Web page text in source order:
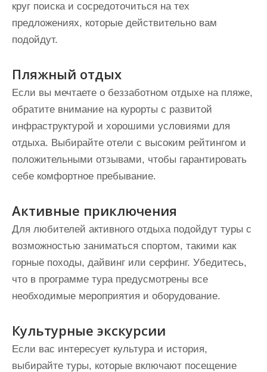
круг поиска и сосредоточиться на тех
предложениях, которые действительно вам
подойдут.
Пляжный отдых
Если вы мечтаете о беззаботном отдыхе на пляже,
обратите внимание на курорты с развитой
инфраструктурой и хорошими условиями для
отдыха. Выбирайте отели с высоким рейтингом и
положительными отзывами, чтобы гарантировать
себе комфортное пребывание.
Активные приключения
Для любителей активного отдыха подойдут туры с
возможностью заниматься спортом, такими как
горные походы, дайвинг или серфинг. Убедитесь,
что в программе тура предусмотрены все
необходимые мероприятия и оборудование.
Культурные экскурсии
Если вас интересует культура и история,
выбирайте туры, которые включают посещение